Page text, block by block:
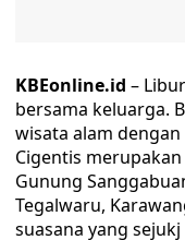
KBEonline.id –
bersama keluarga.
wisata alam
Cigentis
Gunung
Tegalwaru,
suasana yang